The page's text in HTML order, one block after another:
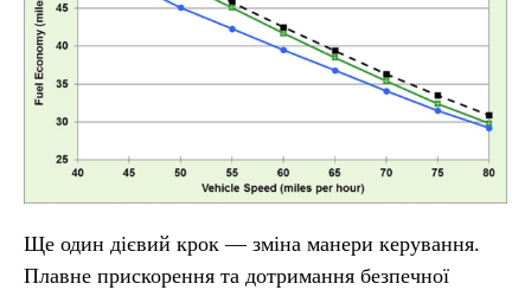
Ще один дієвий крок — зміна манери керування.
Плавне прискорення та дотримання безпечної